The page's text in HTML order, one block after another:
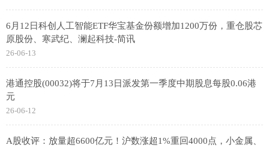
6月12日科创人工智能ETF华宝基金份额增加1200万份，重仓股芯
原股份、寒武纪、澜起科技-简讯
26-06-13
港通控股(00032)将于7月13日派发第一季度中期股息每股0.06港
元
26-06-12
A股收评：放量超6600亿元！沪数涨超1%重回4000点，小金属、